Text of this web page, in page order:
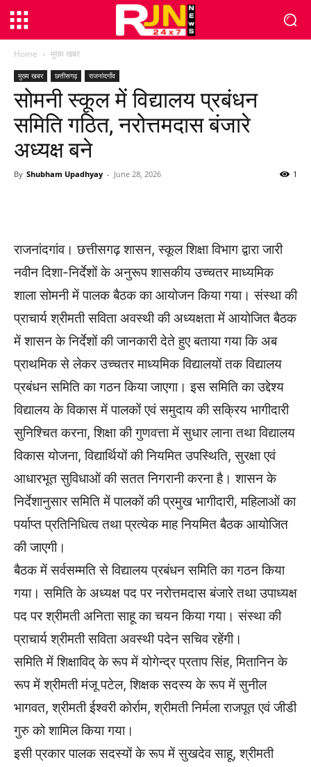
Home मुख्य खबर
मुख्य खबर छत्तीसगढ़ राजनांदगाँव
सोमनी स्कूल में विद्यालय प्रबंधन
समिति गठित, नरोत्तमदास बंजारे
अध्यक्ष बने
By Shubham Upadhyay - June 28, 2026 1
राजनांदगांव। छत्तीसगढ़ शासन, स्कूल शिक्षा विभाग द्वारा जारी
नवीन दिशा-निर्देशों के अनुरूप शासकीय उच्चतर माध्यमिक
शाला सोमनी में पालक बैठक का आयोजन किया गया। संस्था की
प्राचार्य श्रीमती सविता अवस्थी की अध्यक्षता में आयोजित बैठक
में शासन के निर्देशों की जानकारी देते हुए बताया गया कि अब
प्राथमिक से लेकर उच्चतर माध्यमिक विद्यालयों तक विद्यालय
प्रबंधन समिति का गठन किया जाएगा। इस समिति का उद्देश्य
विद्यालय के विकास में पालकों एवं समुदाय की सक्रिय भागीदारी
सुनिश्चित करना, शिक्षा की गुणवत्ता में सुधार लाना तथा विद्यालय
विकास योजना, विद्यार्थियों की नियमित उपस्थिति, सुरक्षा एवं
आधारभूत सुविधाओं की सतत निगरानी करना है। शासन के
निर्देशानुसार समिति में पालकों की प्रमुख भागीदारी, महिलाओं का
पर्याप्त प्रतिनिधित्व तथा प्रत्येक माह नियमित बैठक आयोजित
की जाएगी।
बैठक में सर्वसम्मति से विद्यालय प्रबंधन समिति का गठन किया
गया। समिति के अध्यक्ष पद पर नरोत्तमदास बंजारे तथा उपाध्यक्ष
पद पर श्रीमती अनिता साहू का चयन किया गया। संस्था की
प्राचार्य श्रीमती सविता अवस्थी पदेन सचिव रहेंगी।
समिति में शिक्षाविद् के रूप में योगेन्द्र प्रताप सिंह, मितानिन के
रूप में श्रीमती मंजू पटेल, शिक्षक सदस्य के रूप में सुनील
भागवत, श्रीमती ईश्वरी कोर्राम, श्रीमती निर्मला राजपूत एवं जीडी
गुरु को शामिल किया गया।
इसी प्रकार पालक सदस्यों के रूप में सुखदेव साहू, श्रीमती